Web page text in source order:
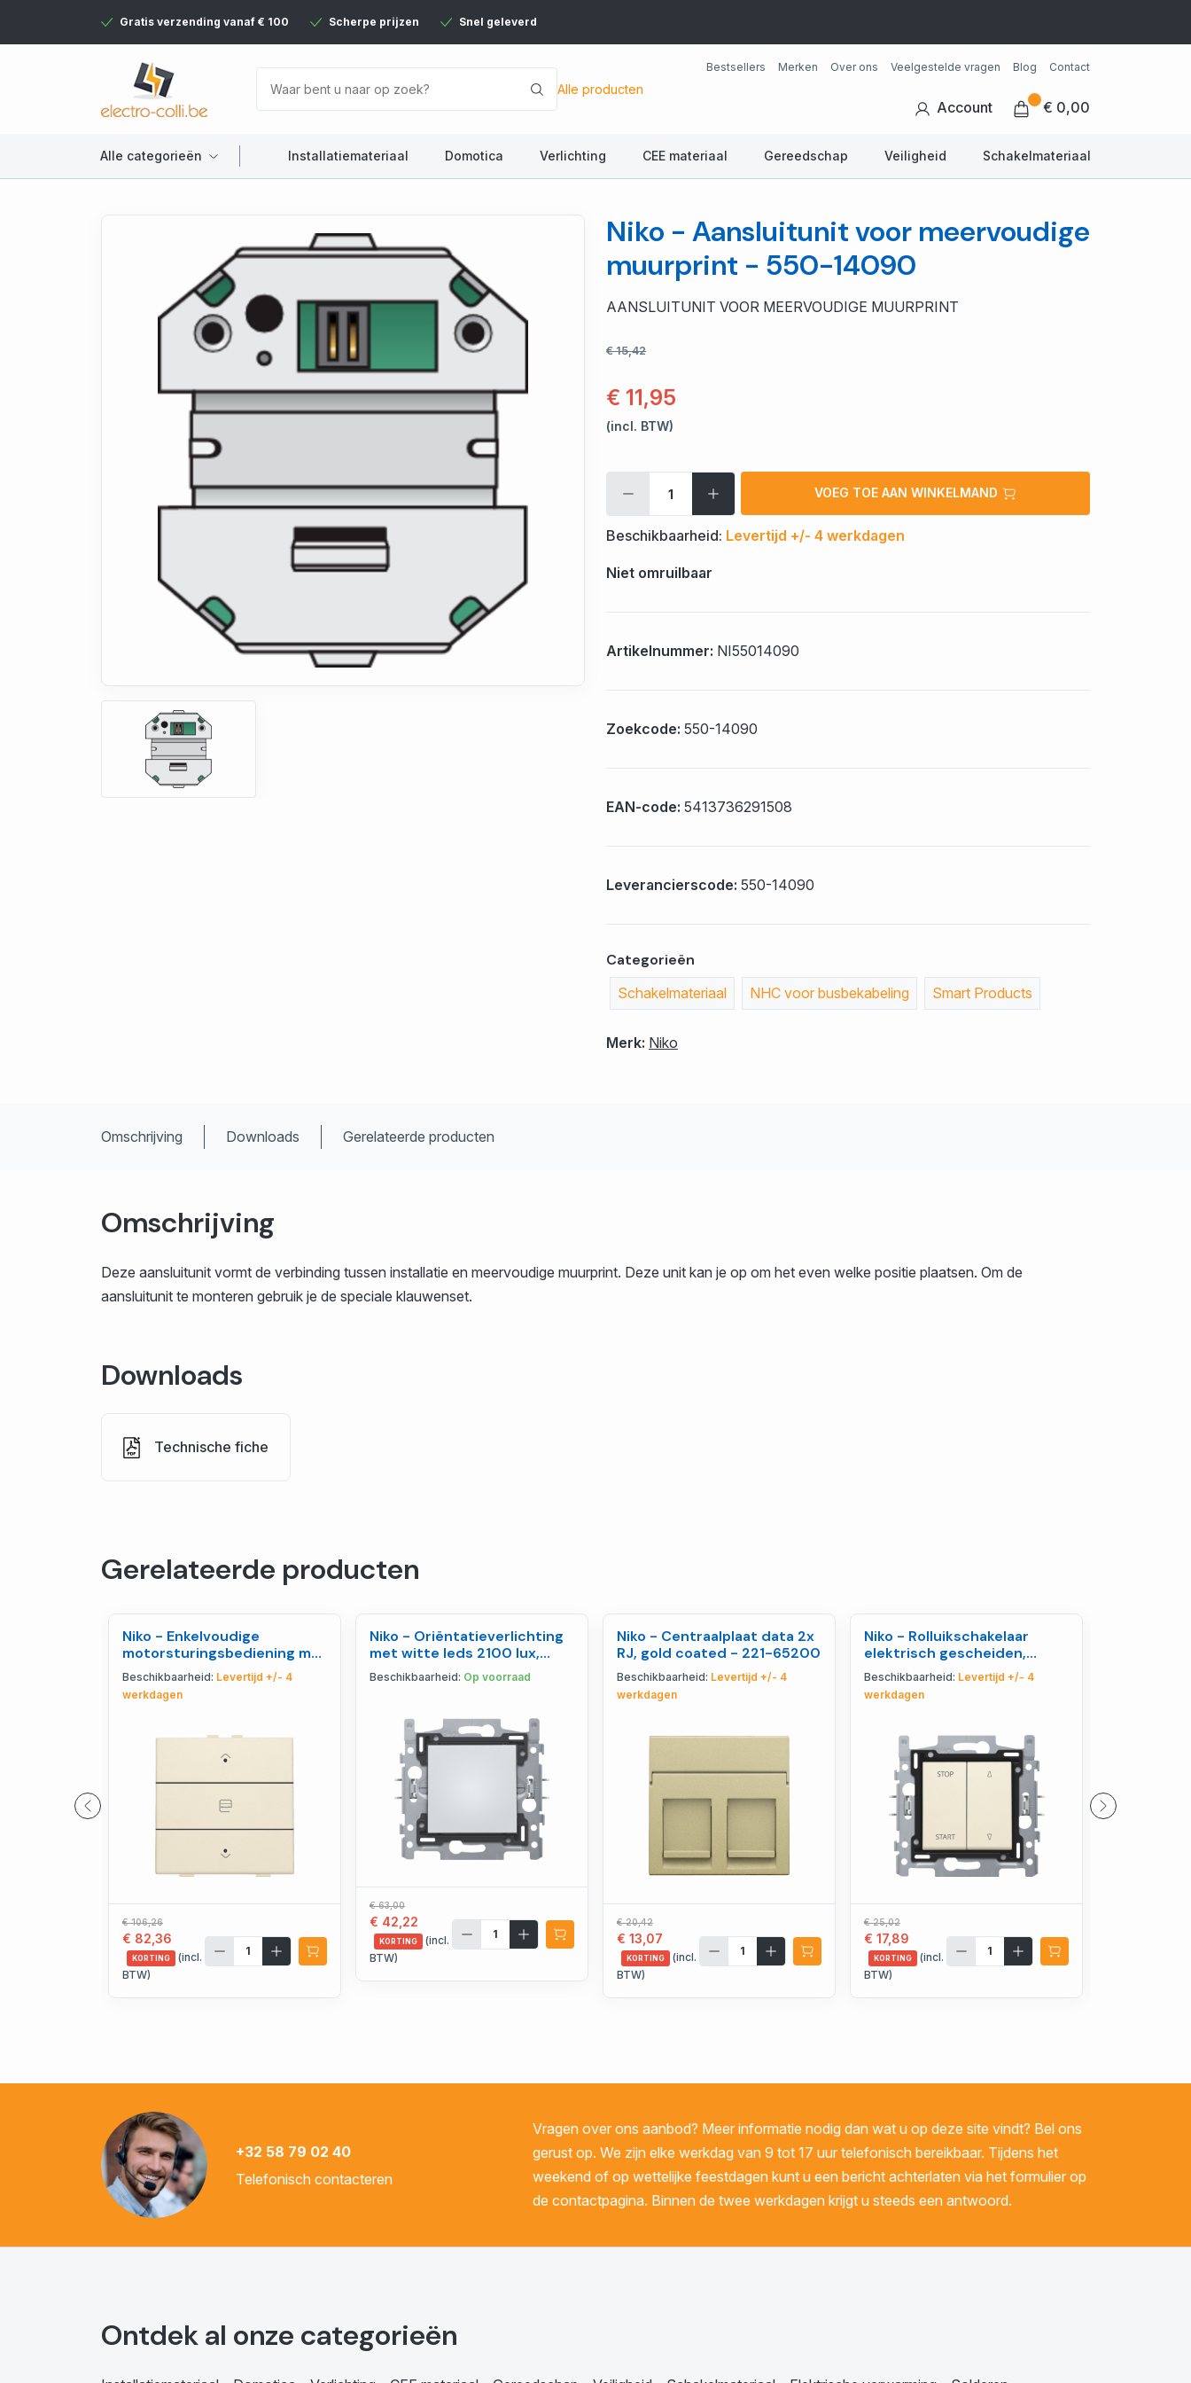
Gratis verzending vanaf € 100 Scherpe prijzen Snel geleverd
Alle producten
Bestsellers Merken Over ons Veelgestelde vragen Blog Contact
Account € 0,00
Alle categorieën Installatiemateriaal Domotica Verlichting CEE materiaal Gereedschap Veiligheid Schakelmateriaal
Niko - Aansluitunit voor meervoudige
muurprint - 550-14090
AANSLUITUNIT VOOR MEERVOUDIGE MUURPRINT
€ 15,42
€ 11,95
(incl. BTW)
VOEG TOE AAN WINKELMAND
Beschikbaarheid: Levertijd +/- 4 werkdagen
Niet omruilbaar
Artikelnummer: NI55014090
Zoekcode: 550-14090
EAN-code: 5413736291508
Leverancierscode: 550-14090
Categorieën
Schakelmateriaal NHC voor busbekabeling Smart Products
Merk: Niko
Omschrijving Downloads Gerelateerde producten
Omschrijving
Deze aansluitunit vormt de verbinding tussen installatie en meervoudige muurprint. Deze unit kan je op om het even welke positie plaatsen. Om de
aansluitunit te monteren gebruik je de speciale klauwenset.
Downloads
Technische fiche
Gerelateerde producten
Niko - Enkelvoudige
motorsturingsbediening met
led voor Niko Home C - 100-
52033
Beschikbaarheid: Levertijd +/- 4
werkdagen
€ 106,26
€ 82,36
KORTING
(incl.
BTW)
Niko - Oriëntatieverlichting
met witte leds 2100 lux,
Kleurtemperat - 170-38200
Beschikbaarheid: Op voorraad
€ 63,00
€ 42,22
KORTING
(incl.
BTW)
Niko - Centraalplaat data 2x
RJ, gold coated - 221-65200
Beschikbaarheid: Levertijd +/- 4
werkdagen
€ 20,42
€ 13,07
KORTING
(incl.
BTW)
Niko - Rolluikschakelaar
elektrisch gescheiden,
sokkel, insteekklem - 100-
65908
Beschikbaarheid: Levertijd +/- 4
werkdagen
€ 25,02
€ 17,89
KORTING
(incl.
BTW)
+32 58 79 02 40
Telefonisch contacteren
Vragen over ons aanbod? Meer informatie nodig dan wat u op deze site vindt? Bel ons
gerust op. We zijn elke werkdag van 9 tot 17 uur telefonisch bereikbaar. Tijdens het
weekend of op wettelijke feestdagen kunt u een bericht achterlaten via het formulier op
de contactpagina. Binnen de twee werkdagen krijgt u steeds een antwoord.
Ontdek al onze categorieën